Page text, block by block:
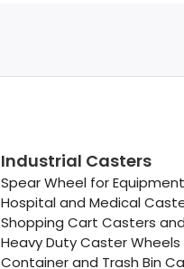
Industrial Casters
Spear Wheel for
Hospital and Medical
Shopping Cart Casters
Heavy Duty Caster Wheels
Container and Trash Bin